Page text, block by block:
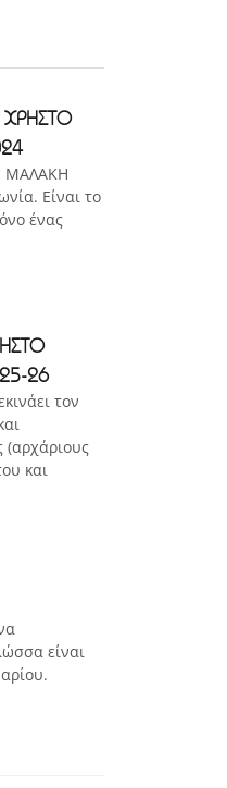
ΧΡΗΣΤΟ
ΜΑΛΑΚΗ
Είναι το
ένας
26
τον
(αρχάριους
και
είναι